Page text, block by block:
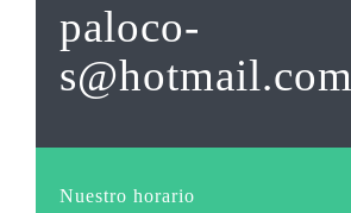
paloco-
s@hotmail.com
Nuestro horario